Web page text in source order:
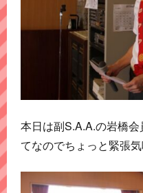
本日は副S.A.A.の岩橋
てなのでちょっと緊張気